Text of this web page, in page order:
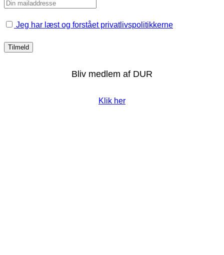
Jeg har læst og forstået privatlivspolitikkerne
Bliv medlem af DUR
Klik her